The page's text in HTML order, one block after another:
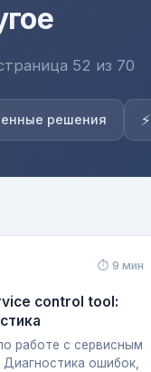
52 из 70
решения ⚡
⏱ 9 мин
control tool:
работе с сервисным
ошибок,